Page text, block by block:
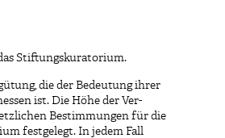
Stiftungskuratorium.
die der Bedeutung ihrer
ist. Die Höhe der Ver-
Bestimmungen für die
festgelegt. In jedem Fall